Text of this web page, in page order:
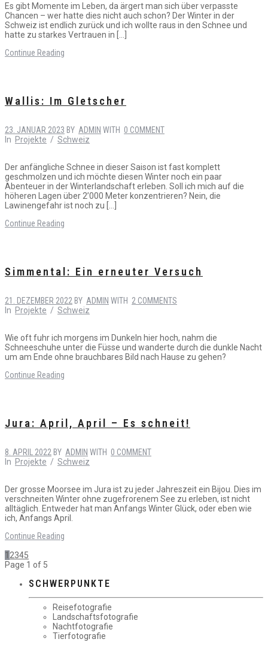
Es gibt Momente im Leben, da ärgert man sich über verpasste
Chancen – wer hatte dies nicht auch schon? Der Winter in der
Schweiz ist endlich zurück und ich wollte raus in den Schnee und
hatte zu starkes Vertrauen in […]
Continue Reading
Wallis: Im Gletscher
23. JANUAR 2023 BY ADMIN WITH 0 COMMENT
In Projekte / Schweiz
Der anfängliche Schnee in dieser Saison ist fast komplett
geschmolzen und ich möchte diesen Winter noch ein paar
Abenteuer in der Winterlandschaft erleben. Soll ich mich auf die
höheren Lagen über 2’000 Meter konzentrieren? Nein, die
Lawinengefahr ist noch zu […]
Continue Reading
Simmental: Ein erneuter Versuch
21. DEZEMBER 2022 BY ADMIN WITH 2 COMMENTS
In Projekte / Schweiz
Wie oft fuhr ich morgens im Dunkeln hier hoch, nahm die
Schneeschuhe unter die Füsse und wanderte durch die dunkle Nacht
um am Ende ohne brauchbares Bild nach Hause zu gehen?
Continue Reading
Jura: April, April – Es schneit!
8. APRIL 2022 BY ADMIN WITH 0 COMMENT
In Projekte / Schweiz
Der grosse Moorsee im Jura ist zu jeder Jahreszeit ein Bijou. Dies im
verschneiten Winter ohne zugefrorenem See zu erleben, ist nicht
alltäglich. Entweder hat man Anfangs Winter Glück, oder eben wie
ich, Anfangs April.
Continue Reading
1 2345
Page 1 of 5
SCHWERPUNKTE
Reisefotografie
Landschaftsfotografie
Nachtfotografie
Tierfotografie